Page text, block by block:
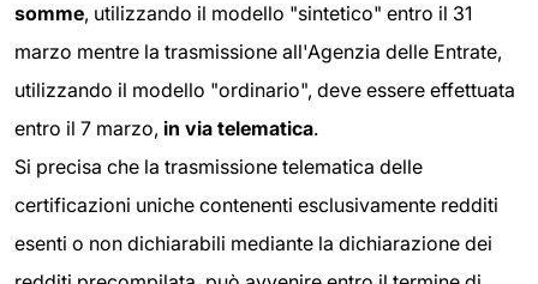
somme, utilizzando il modello "sintetico" entro il 31
marzo mentre la trasmissione all'Agenzia delle Entrate,
utilizzando il modello "ordinario", deve essere effettuata
entro il 7 marzo, in via telematica.
Si precisa che la trasmissione telematica delle
certificazioni uniche contenenti esclusivamente redditi
esenti o non dichiarabili mediante la dichiarazione dei